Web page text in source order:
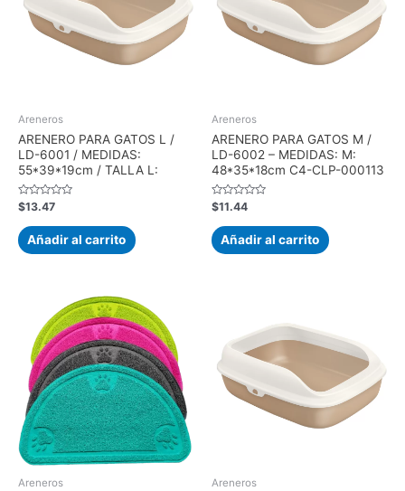
Areneros
ARENERO PARA GATOS L /
LD-6001 / MEDIDAS:
55*39*19cm / TALLA L:
Valorado
con
de
5
$13.47
Añadir al carrito
Areneros
ARENERO PARA GATOS M /
LD-6002 – MEDIDAS: M:
48*35*18cm C4-CLP-000113
Valorado
con
de
5
$11.44
Añadir al carrito
Areneros Areneros